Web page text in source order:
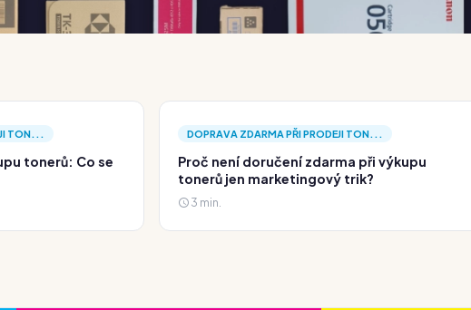
TON...
tonerů: Co se
DOPRAVA ZDARMA PŘI PRODEJI TON...
Proč není doručení zdarma při výkupu
tonerů jen marketingový trik?
3 min.